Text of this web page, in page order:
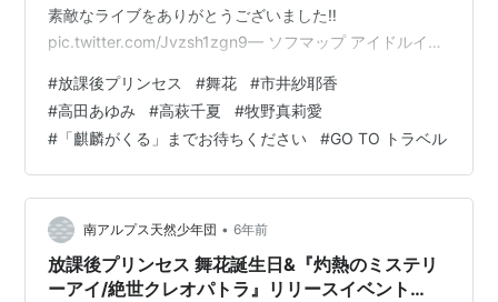
素敵なライブをありがとうございました‼️
pic.twitter.com/Jvzsh1zgn9— ソフマップ アイドルイベ
LIVEありがとうございました♡🥺5ヶ月ぶりのソフマップ
さん！！卒業記念に素敵な贈り物まで😢沢山お世話にな
った場所…また立つ日もあるかもしれないけど、いつが
最後かわからないからね🥺感謝です！
pic.twitter.com/AdlfuZdu7T…
#放課後プリンセス #舞花 #市井紗耶香
#高田あゆみ #高萩千夏 #牧野真莉愛
# 「麒麟がくる」までお待ちください #GO TO トラベル
南アルプス天然少年団 • 6年前
放課後プリンセス 舞花誕生日&『灼熱のミステリ
ーアイ/絶世クレオパトラ』リリースイベント